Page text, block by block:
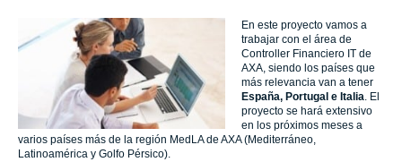
En este proyecto vamos a
trabajar con el área de
Controller Financiero IT de
AXA, siendo los países que
más relevancia van a tener
España, Portugal e Italia. El
proyecto se hará extensivo
en los próximos meses a
varios países más de la región MedLA de AXA (Mediterráneo,
Latinoamérica y Golfo Pérsico).